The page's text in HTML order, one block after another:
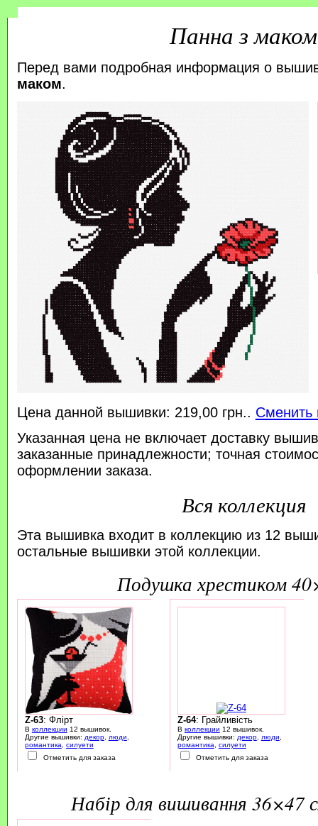
Панна з маком
Перед вами подробная информация о
маком.
Цена данной вышивки: 219,00 грн.. Сменить
Указанная цена не включает доставку
заказанные принадлежности; точная
оформлении заказа.
Вся коллекция
Эта вышивка входит в коллекцию из 12
остальные вышивки этой коллекции.
подушка хрестиком
Z-63: Флірт
В коллекции 12 вышивок.
Другие вышивки: декор, люди,
романтика, силуети
Отметить для заказа
Z-64: Грайливість
В коллекции 12 вышивок.
Другие вышивки: декор, люди,
романтика, силуети
Отметить для заказа
набір для вишивання